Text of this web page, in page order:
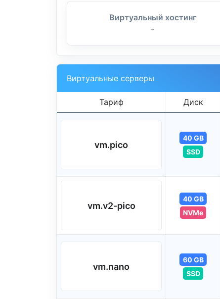
Виртуальный хостинг
-
Виртуальные серверы
Тариф Диск
vm.pico
40 GB
SSD
vm.v2-pico
40 GB
NVMe
vm.nano
60 GB
SSD